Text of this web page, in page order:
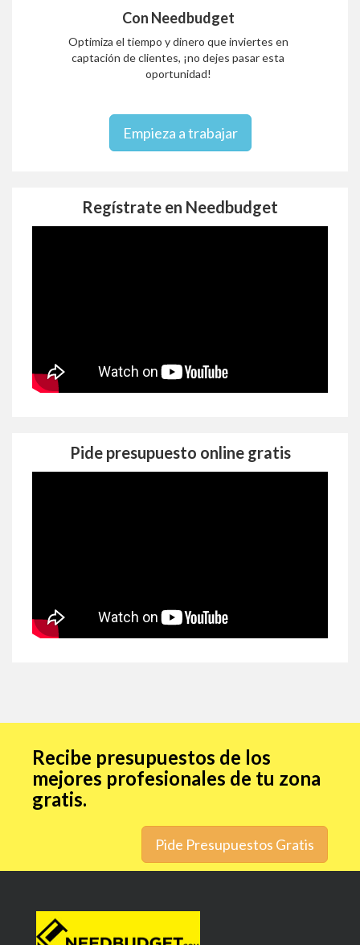
Con Needbudget
Optimiza el tiempo y dinero que inviertes en
captación de clientes, ¡no dejes pasar esta
oportunidad!
Empieza a trabajar
Regístrate en Needbudget
Pide presupuesto online gratis
Recibe presupuestos de los
mejores profesionales de tu zona
gratis.
Pide Presupuestos Gratis